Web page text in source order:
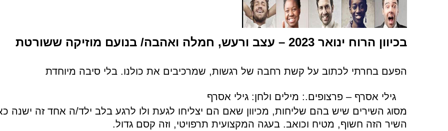
בכיוון הרוח ינואר 2023 – עצב ורעש, חמלה ואהבה/ בנועם מוזיקה ששורטת
הפעם בחרתי לכתוב על קשת רחבה של רגשות, שמרכיבים את כולנו. בלי סיבה מיוחדת
גילי אסרף – פרצופים.: מילים ולחן: גילי אסרף
מסוג השירים שיש בהם שליחות, מכיוון שאם הם יצליחו לגעת ולו לרגע בלב ילד/ה אחד זה ישנה
השיר הזה חשוף, מטיח וכואב. בעגה המקצועית תרפויטי, וזה קסם גדול.